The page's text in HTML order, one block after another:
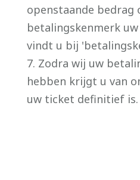
openstaande bedrag
betalingskenmerk
vindt u bij
7. Zodra wij uw
hebben krijgt u van
uw ticket definitief is.